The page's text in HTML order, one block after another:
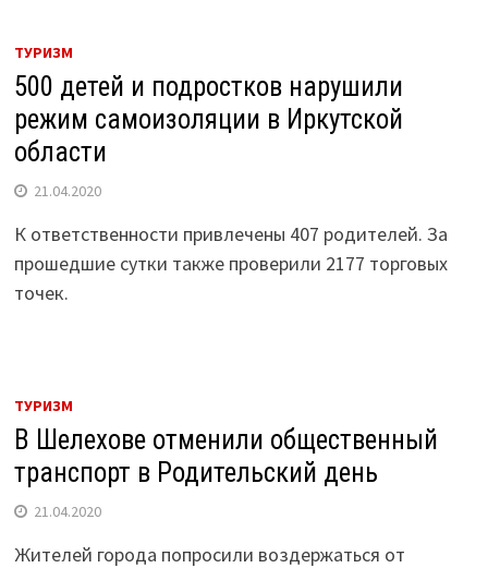
ТУРИЗМ
500 детей и подростков нарушили
режим самоизоляции в Иркутской
области
21.04.2020
К ответственности привлечены 407 родителей. За
прошедшие сутки также проверили 2177 торговых
точек.
ТУРИЗМ
В Шелехове отменили общественный
транспорт в Родительский день
21.04.2020
Жителей города попросили воздержаться от